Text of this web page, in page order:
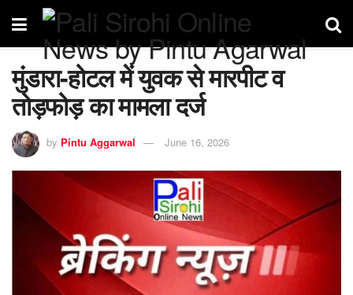
मुंडारा-होटल में युवक से मारपीट व
तोड़फोड़ का मामला दर्ज
by Pintu Aggarwal June 16, 2026